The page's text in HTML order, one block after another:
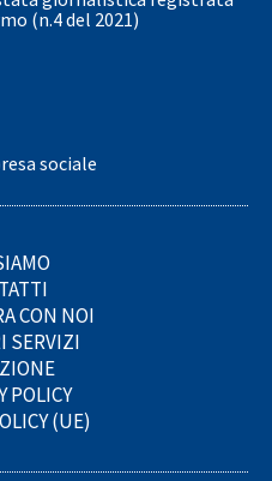
(n.4 del 2021)
sociale
CON NOI
SERVIZI
POLICY
(UE)